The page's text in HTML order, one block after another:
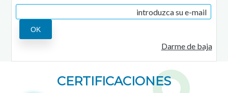
Darme de baja
CERTIFICACIONES